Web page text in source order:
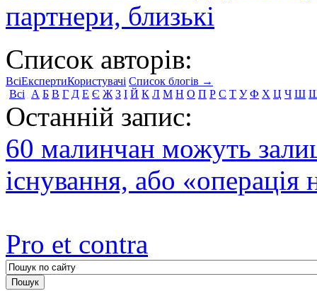
партнери, близькі
Список авторів:
ВсіЕкспертиКористувачі Список блогів →
Всі
А Б В Г Д Е Є Ж З І Й К Л М Н О П Р С Т У Ф Х Ц Ч Ш
Останній запис:
60 малинчан можуть
існування, або «операція
Pro et contra